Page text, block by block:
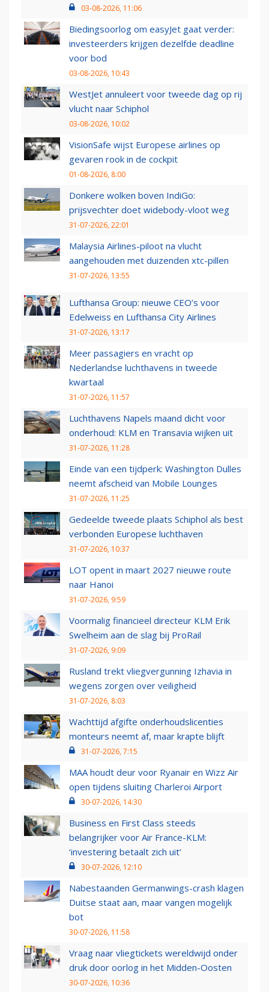
03-08-2026, 11:06
Biedingsoorlog om easyJet gaat verder:
investeerders krijgen dezelfde deadline
voor bod
03-08-2026, 10:43
WestJet annuleert voor tweede dag op rij
vlucht naar Schiphol
03-08-2026, 10:02
VisionSafe wijst Europese airlines op
gevaren rook in de cockpit
01-08-2026, 8:00
Donkere wolken boven IndiGo:
prijsvechter doet widebody-vloot weg
31-07-2026, 22:01
Malaysia Airlines-piloot na vlucht
aangehouden met duizenden xtc-pillen
31-07-2026, 13:55
Lufthansa Group: nieuwe CEO’s voor
Edelweiss en Lufthansa City Airlines
31-07-2026, 13:17
Meer passagiers en vracht op
Nederlandse luchthavens in tweede
kwartaal
31-07-2026, 11:57
Luchthavens Napels maand dicht voor
onderhoud: KLM en Transavia wijken uit
31-07-2026, 11:28
Einde van een tijdperk: Washington Dulles
neemt afscheid van Mobile Lounges
31-07-2026, 11:25
Gedeelde tweede plaats Schiphol als best
verbonden Europese luchthaven
31-07-2026, 10:37
LOT opent in maart 2027 nieuwe route
naar Hanoi
31-07-2026, 9:59
Voormalig financieel directeur KLM Erik
Swelheim aan de slag bij ProRail
31-07-2026, 9:09
Rusland trekt vliegvergunning Izhavia in
wegens zorgen over veiligheid
31-07-2026, 8:03
Wachttijd afgifte onderhoudslicenties
monteurs neemt af, maar krapte blijft
31-07-2026, 7:15
MAA houdt deur voor Ryanair en Wizz Air
open tijdens sluiting Charleroi Airport
30-07-2026, 14:30
Business en First Class steeds
belangrijker voor Air France-KLM:
‘investering betaalt zich uit’
30-07-2026, 12:10
Nabestaanden Germanwings-crash klagen
Duitse staat aan, maar vangen mogelijk
bot
30-07-2026, 11:58
Vraag naar vliegtickets wereldwijd onder
druk door oorlog in het Midden-Oosten
30-07-2026, 10:36